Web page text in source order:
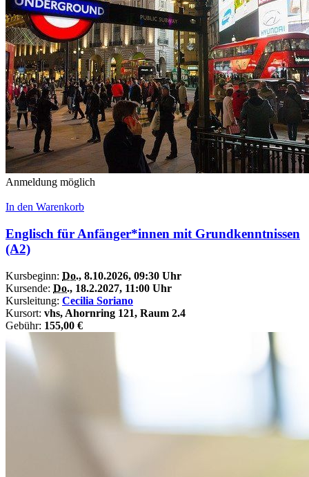
Anmeldung möglich
In den Warenkorb
Englisch für Anfänger*innen mit Grundkenntnissen
(A2)
Kursbeginn: Do., 8.10.2026, 09:30 Uhr
Kursende: Do., 18.2.2027, 11:00 Uhr
Kursleitung: Cecilia Soriano
Kursort: vhs, Ahornring 121, Raum 2.4
Gebühr: 155,00 €